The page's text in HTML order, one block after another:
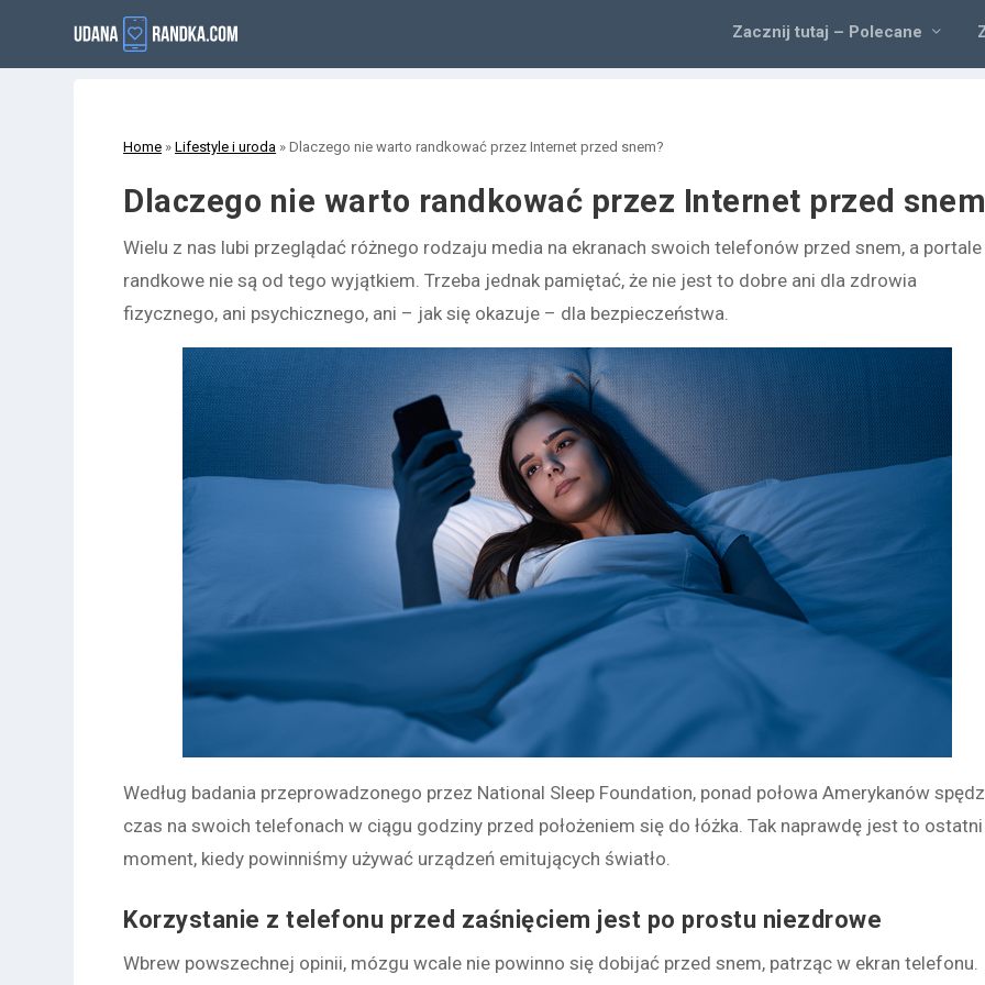
Zacznij tutaj – Polecane
Home »Lifestyle i uroda »Dlaczego nie warto randkować przez Internet przed snem?
Dlaczego nie warto randkować przez Internet przed
Wielu z nas lubi przeglądać różnego rodzaju media na ekranach swoich telefonów przed snem, a portale
randkowe nie są od tego wyjątkiem. Trzeba jednak pamiętać, że nie jest to dobre ani dla zdrowia
fizycznego, ani psychicznego, ani – jak się okazuje – dla bezpieczeństwa.
Według badania przeprowadzonego przez National Sleep Foundation, ponad połowa Amerykanów
czas na swoich telefonach w ciągu godziny przed położeniem się do łóżka. Tak naprawdę jest to ostatni
moment, kiedy powinniśmy używać urządzeń emitujących światło.
Korzystanie z telefonu przed zaśnięciem jest po prostu niezdrowe
Wbrew powszechnej opinii, mózgu wcale nie powinno się dobijać przed snem, patrząc w ekran telefonu.